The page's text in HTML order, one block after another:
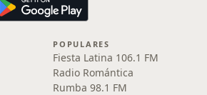
POPULARES
Fiesta Latina 106.1 FM
Radio Romántica
Rumba 98.1 FM